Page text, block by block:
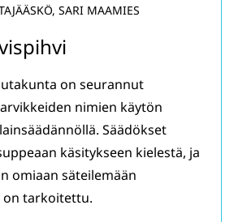
SARI MAAMIES
on seurannut
nimien käytön
Säädökset
käsitykseen kielestä, ja
omiaan säteilemään
on tarkoitettu.